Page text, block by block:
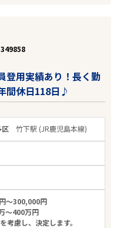
349858
登用実績あり！長く勤
間休日118日♪
区竹下駅 (JR鹿児島本線)
～300,000円
～400万円
考慮し、決定します。